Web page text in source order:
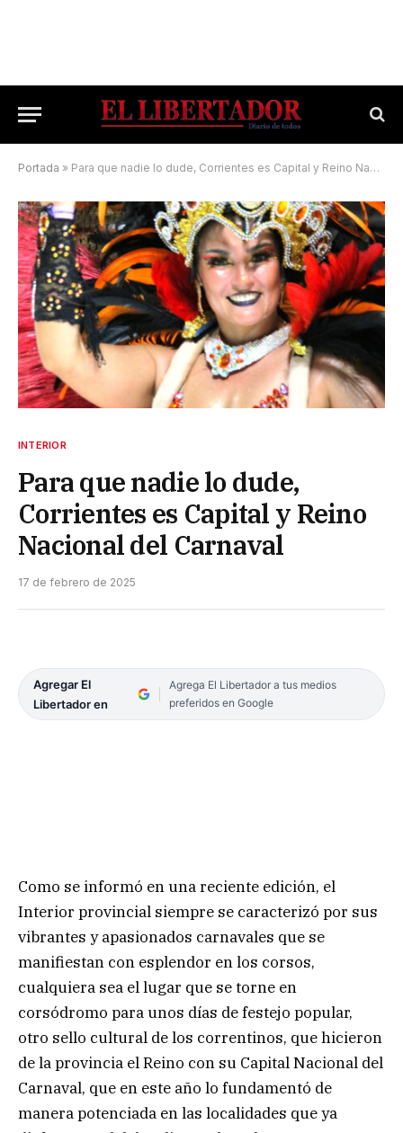
Portada » Para que nadie lo dude, Corrientes es Capital y Reino Nacional del Carnaval
INTERIOR
Para que nadie lo dude,
Corrientes es Capital y Reino
Nacional del Carnaval
17 de febrero de 2025
Agregar El
Libertador en
Agrega El Libertador a tus medios
preferidos en Google
Como se informó en una reciente edición, el
Interior provincial siempre se caracterizó por sus
vibrantes y apasionados carnavales que se
manifiestan con esplendor en los corsos,
cualquiera sea el lugar que se torne en
corsódromo para unos días de festejo popular,
otro sello cultural de los correntinos, que hicieron
de la provincia el Reino con su Capital Nacional del
Carnaval, que en este año lo fundamentó de
manera potenciada en las localidades que ya